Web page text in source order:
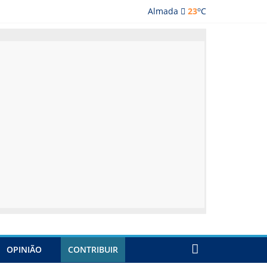
Almada 23oC
OPINIÃO CONTRIBUIR